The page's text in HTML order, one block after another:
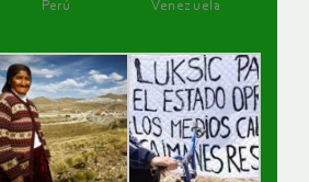
Perú
Venezuela